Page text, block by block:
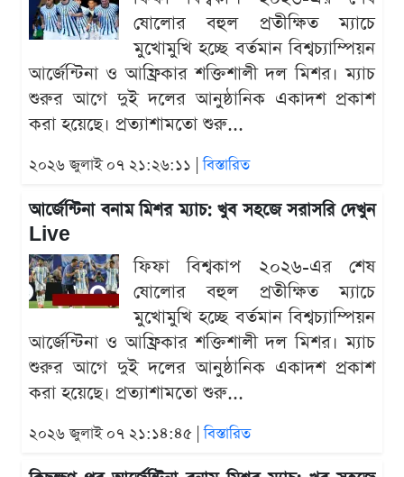
ষোলোর বহুল প্রতীক্ষিত ম্যাচে
মুখোমুখি হচ্ছে বর্তমান বিশ্বচ্যাম্পিয়ন
আর্জেন্টিনা ও আফ্রিকার শক্তিশালী দল মিশর। ম্যাচ
শুরুর আগে দুই দলের আনুষ্ঠানিক একাদশ প্রকাশ
করা হয়েছে। প্রত্যাশামতো শুরু...
২০২৬ জুলাই ০৭ ২১:২৬:১১ |বিস্তারিত
আর্জেন্টিনা বনাম মিশর ম্যাচ: খুব সহজে সরাসরি দেখুন
Live
ফিফা বিশ্বকাপ ২০২৬-এর শেষ
ষোলোর বহুল প্রতীক্ষিত ম্যাচে
মুখোমুখি হচ্ছে বর্তমান বিশ্বচ্যাম্পিয়ন
আর্জেন্টিনা ও আফ্রিকার শক্তিশালী দল মিশর। ম্যাচ
শুরুর আগে দুই দলের আনুষ্ঠানিক একাদশ প্রকাশ
করা হয়েছে। প্রত্যাশামতো শুরু...
২০২৬ জুলাই ০৭ ২১:১৪:৪৫ |বিস্তারিত